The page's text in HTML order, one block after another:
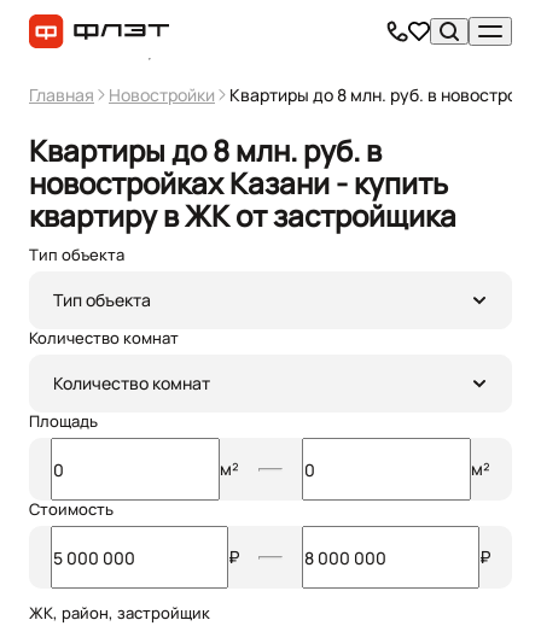
Главная Новостройки Квартиры до 8 млн. руб. в
Квартиры до 8 млн. руб. в
новостройках Казани - купить
квартиру в ЖК от застройщика
Тип объекта
Тип объекта
Количество комнат
Количество комнат
Площадь
м² м²
Стоимость
₽ ₽
ЖК, район, застройщик